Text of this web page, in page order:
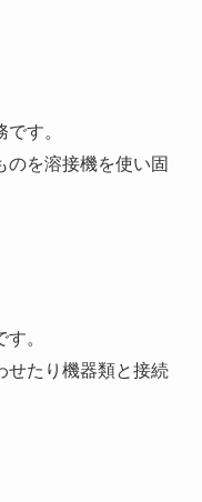
す。
のを溶接機を使い固
。
せたり機器類と接続